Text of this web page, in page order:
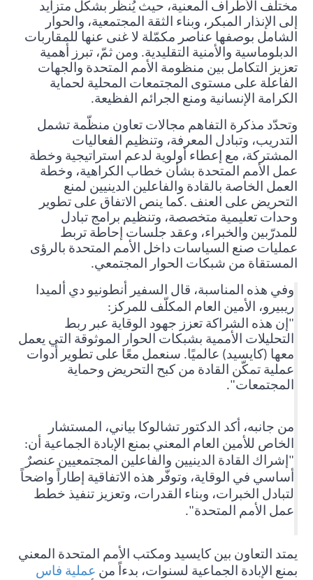
مختلف الأطراف المعنية، حيث يُنظر بشكل متزايد
إلى الإنذار المبكر، وبناء الثقة المجتمعية، والحوار
الشامل بوصفها عناصر مكمّلة لا غنى عنها للمقاربات
الدبلوماسية والأمنية التقليدية. ومن ثمّ، تبرز أهمية
تعزيز التكامل بين منظومة الأمم المتحدة والجهات
الفاعلة على مستوى المجتمعات المحلية لحماية
الكرامة الإنسانية ومنع الجرائم الفظيعة.
وتحدّد مذكرة التفاهم مجالات تعاون منظّمة تشمل
التدريب، وتبادل المعرفة، وتنظيم الفعاليات
المشتركة، مع إعطاء أولوية لدعم استراتيجية وخطة
عمل الأمم المتحدة بشأن خطاب الكراهية، وخطة
العمل الخاصة بالقادة والفاعلين الدينيين لمنع
التحريض على العنف .كما ينص الاتفاق على تطوير
وحدات تعليمية متخصصة، وتنظيم برامج تبادل
للمدرّبين والخبراء، وعقد جلسات إحاطة تربط
عمليات صنع السياسات داخل الأمم المتحدة بالرؤى
المستقاة من شبكات الحوار المجتمعي.
وفي هذه المناسبة، قال السفير أنطونيو دي ألميدا
ريبيرو، الأمين العام المكلّف للمركز :
"إن هذه الشراكة تعزز جهود الوقاية عبر ربط
التحليلات الأممية بشبكات الحوار الموثوقة التي يعمل
معها (كايسيد) عالميًا. سنعمل معًا على تطوير أدوات
عملية تمكّن القادة من كبح التحريض وحماية
المجتمعات".
من جانبه، أكد الدكتور تشالوكا بياني، المستشار
الخاص للأمين العام المعني بمنع الإبادة الجماعية أن:
"إشراك القادة الدينيين والفاعلين المجتمعيين عنصرٌ
أساسي في الوقاية، وتوفّر هذه الاتفاقية إطاراً واضحاً
لتبادل الخبرات، وبناء القدرات، وتعزيز تنفيذ خطط
عمل الأمم المتحدة".
يمتد التعاون بين كايسيد ومكتب الأمم المتحدة المعني
بمنع الإبادة الجماعية لسنوات، بدءاً من عملية فاس